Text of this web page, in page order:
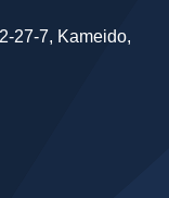
27-7, Kameido,